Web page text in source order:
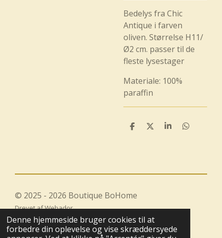
Denne hjemmeside bruger cookies til at
forbedre din oplevelse og vise skræddersyede
Bedelys fra Chic
Antique i farven
oliven. Størrelse H11/
Ø2 cm. passer til de
fleste lysestager
Materiale: 100%
paraffin
D
D
D
D
© 2025 - 2026 Boutique BoHome
Drevet afWebador